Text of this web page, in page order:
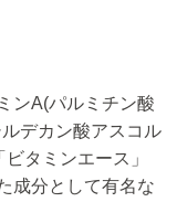
ンA(パルミチン酸
デカン酸アスコル
タミンエース」
成分として有名な